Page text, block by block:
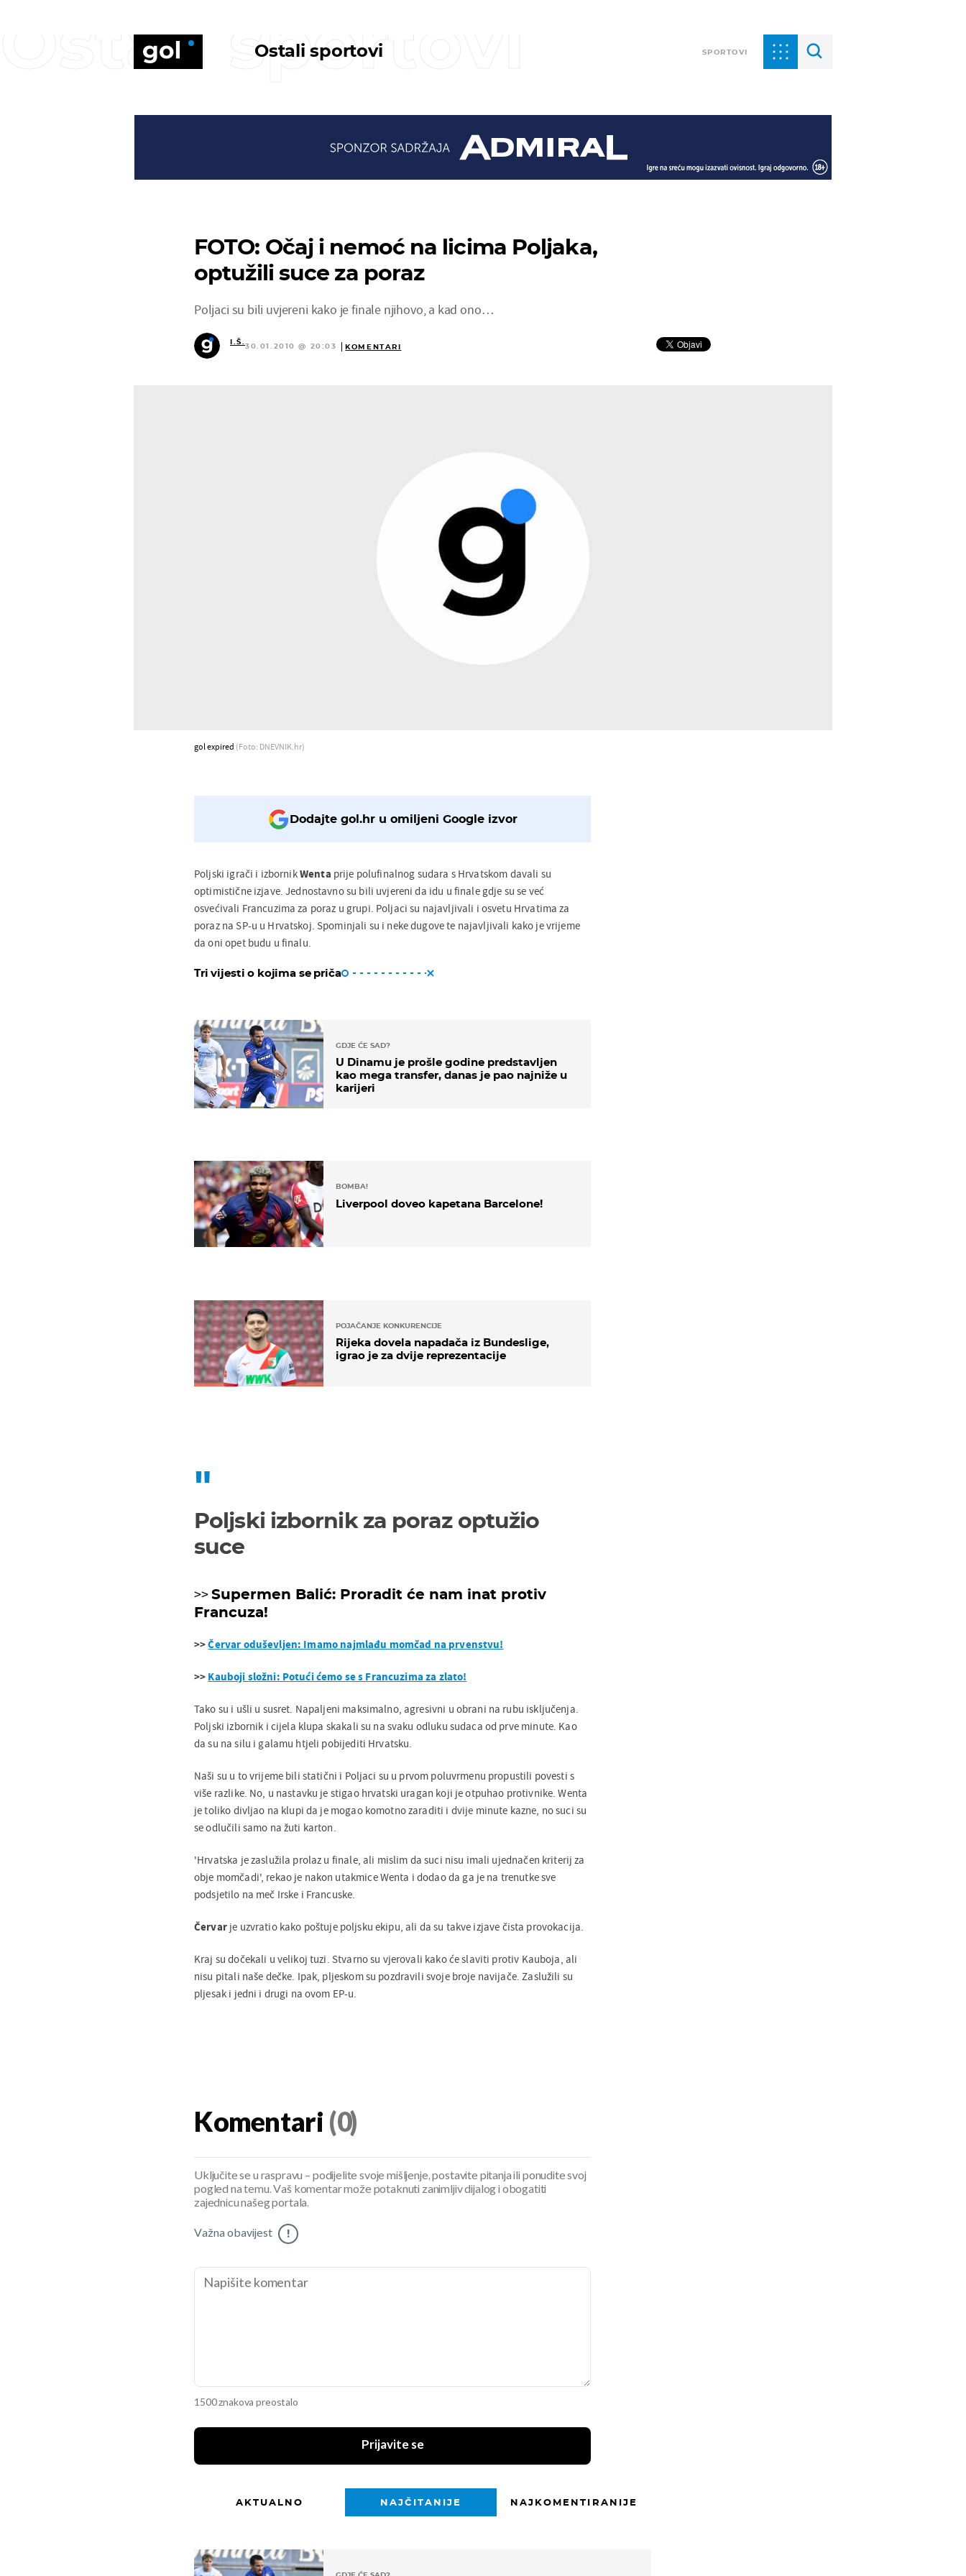
Ostali sportovi SPORTOVI
Ostali sportovi
FOTO: Očaj i nemoć na licima Poljaka,
optužili suce za poraz
Poljaci su bili uvjereni kako je finale njihovo, a kad ono…
I.Š.
30.01.2010 @ 20:03 KOMENTARI
gol expired (Foto: DNEVNIK.hr)
Dodajte gol.hr u omiljeni Google izvor
Poljski igrači i izbornikWenta prije polufinalnog sudara s Hrvatskom davali su
optimistične izjave. Jednostavno su bili uvjereni da idu u finale gdje su se već
osvećivali Francuzima za poraz u grupi. Poljaci su najavljivali i osvetu Hrvatima za
poraz na SP-u u Hrvatskoj. Spominjali su i neke dugove te najavljivali kako je vrijeme
da oni opet budu u finalu.
Tri vijesti o kojima se priča
GDJE ĆE SAD?
U Dinamu je prošle godine predstavljen
kao mega transfer, danas je pao najniže u
karijeri
BOMBA!
Liverpool doveo kapetana Barcelone!
POJAČANJE KONKURENCIJE
Rijeka dovela napadača iz Bundeslige,
igrao je za dvije reprezentacije
Poljski izbornik za poraz optužio
suce
>>Supermen Balić: Proradit će nam inat protiv
Francuza!
>>Červar oduševljen: Imamo najmlađu momčad na prvenstvu!
>> Kauboji složni: Potući ćemo se s Francuzima za zlato!
Tako su i ušli u susret. Napaljeni maksimalno, agresivni u obrani na rubu isključenja.
Poljski izbornik i cijela klupa skakali su na svaku odluku sudaca od prve minute. Kao
da su na silu i galamu htjeli pobijediti Hrvatsku.
Naši su u to vrijeme bili statični i Poljaci su u prvom poluvrmenu propustili povesti s
više razlike. No, u nastavku je stigao hrvatski uragan koji je otpuhao protivnike. Wenta
je toliko divljao na klupi da je mogao komotno zaraditi i dvije minute kazne, no suci su
se odlučili samo na žuti karton.
'Hrvatska je zaslužila prolaz u finale, ali mislim da suci nisu imali ujednačen kriterij za
obje momčadi', rekao je nakon utakmice Wenta i dodao da ga je na trenutke sve
podsjetilo na meč Irske i Francuske.
Červarje uzvratio kako poštuje poljsku ekipu, ali da su takve izjave čista provokacija.
Kraj su dočekali u velikoj tuzi. Stvarno su vjerovali kako će slaviti protiv Kauboja, ali
nisu pitali naše dečke. Ipak, pljeskom su pozdravili svoje broje navijače. Zaslužili su
pljesak i jedni i drugi na ovom EP-u.
Komentari (0)
Uključite se u raspravu – podijelite svoje mišljenje, postavite pitanja ili ponudite svoj
pogled na temu. Vaš komentar može potaknuti zanimljiv dijalog i obogatiti
zajednicu našeg portala.
Važna obavijest !
1500 znakova preostalo
Prijavite se
AKTUALNO NAJČITANIJE NAJKOMENTIRANIJE